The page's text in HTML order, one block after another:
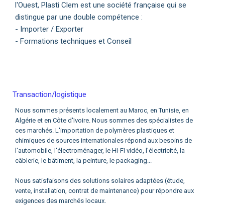
l'Ouest, Plasti Clem est une société française qui se
distingue par une double compétence :
- Importer / Exporter
- Formations techniques et Conseil
Transaction/logistique
Nous sommes présents localement au Maroc, en Tunisie, en
Algérie et en Côte d'Ivoire. Nous sommes des spécialistes de
ces marchés. L'importation de polymères plastiques et
chimiques de sources internationales répond aux besoins de
l'automobile, l'électroménager, le HI-FI vidéo, l'électricité, la
câblerie, le bâtiment, la peinture, le packaging...
Nous satisfaisons des solutions solaires adaptées (étude,
vente, installation, contrat de maintenance) pour répondre aux
exigences des marchés locaux.